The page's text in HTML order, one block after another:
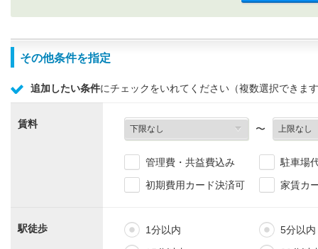
その他条件を指定
追加したい条件にチェックをいれてください（複数選択できま
賃料 〜
管理費・共益費込み
駐車場
初期費用カード決済可
家賃カ
駅徒歩 1分以内
5分以内